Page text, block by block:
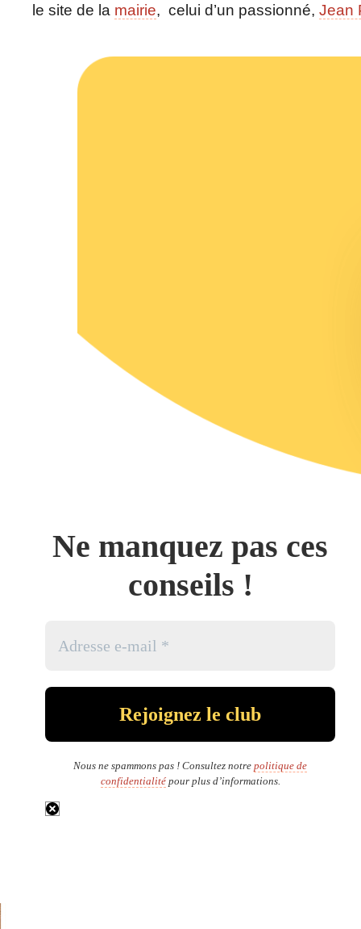
le site de la mairie, celui d’un passionné, Jean
Ne manquez pas ces
conseils !
Nous ne spammons pas ! Consultez notre politique de
confidentialitépour plus d’informations.